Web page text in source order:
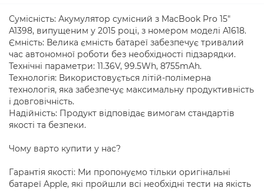
Сумісність: Акумулятор сумісний з MacBook Pro 15"
A1398, випущеним у 2015 році, з номером моделі A1618.
Ємність: Велика ємність батареї забезпечує тривалий
час автономної роботи без необхідності підзарядки.
Технічні параметри: 11.36V, 99.5Wh, 8755mAh.
Технологія: Використовується літій-полімерна
технологія, яка забезпечує максимальну продуктивність
і довговічність.
Надійність: Продукт відповідає вимогам стандартів
якості та безпеки.
Чому варто купити у нас?
Гарантія якості: Ми пропонуємо тільки оригінальні
батареї Apple, які пройшли всі необхідні тести на якість